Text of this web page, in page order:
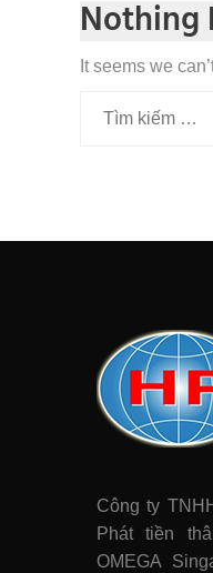
Nothing
It seems we
Công ty
Phát tiền
OMEGA